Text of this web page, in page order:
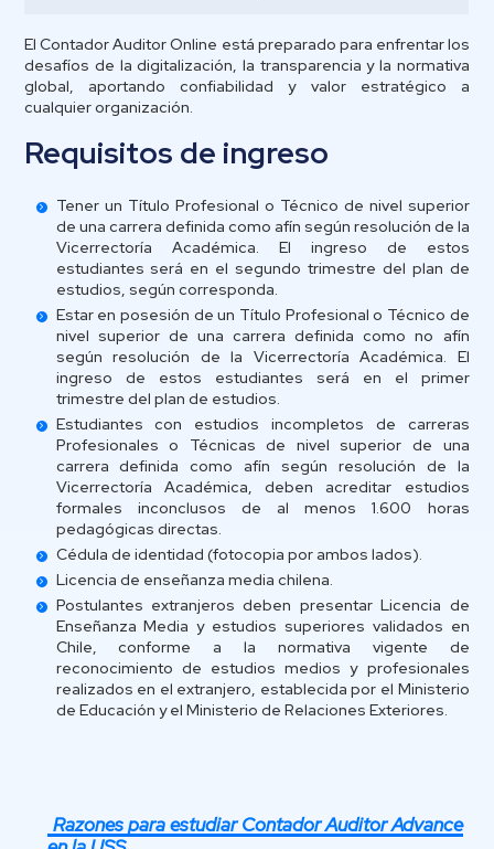
El Contador Auditor Online está preparado para enfrentar los
desafíos de la digitalización, la transparencia y la normativa
global, aportando confiabilidad y valor estratégico a
cualquier organización.
Requisitos de ingreso
Tener un Título Profesional o Técnico de nivel superior
de una carrera definida como afín según resolución de la
Vicerrectoría Académica. El ingreso de estos
estudiantes será en el segundo trimestre del plan de
estudios, según corresponda.
Estar en posesión de un Título Profesional o Técnico de
nivel superior de una carrera definida como no afín
según resolución de la Vicerrectoría Académica. El
ingreso de estos estudiantes será en el primer
trimestre del plan de estudios.
Estudiantes con estudios incompletos de carreras
Profesionales o Técnicas de nivel superior de una
carrera definida como afín según resolución de la
Vicerrectoría Académica, deben acreditar estudios
formales inconclusos de al menos 1.600 horas
pedagógicas directas.
Cédula de identidad (fotocopia por ambos lados).
Licencia de enseñanza media chilena.
Postulantes extranjeros deben presentar Licencia de
Enseñanza Media y estudios superiores validados en
Chile, conforme a la normativa vigente de
reconocimiento de estudios medios y profesionales
realizados en el extranjero, establecida por el Ministerio
de Educación y el Ministerio de Relaciones Exteriores.
Razones para estudiar Contador Auditor Advance